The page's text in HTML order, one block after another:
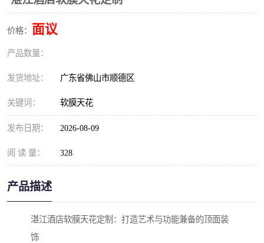
价格： 面议
产品数量：
发货地址： 广东省佛山市顺德区
关键词： 软膜天花
发布日期： 2026-08-09
阅 读 量： 328
产品描述
湛江酒店软膜天花定制：打造艺术与功能兼备的顶面装
饰